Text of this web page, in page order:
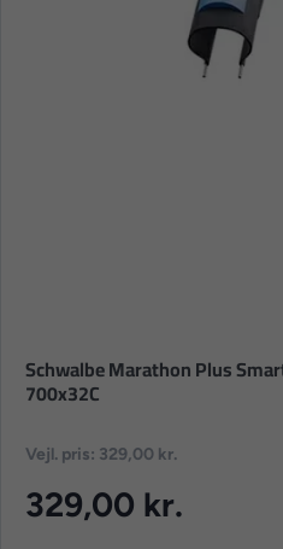
Schwalbe Marathon Plus
700x32C
Vejl. pris: 329,00 kr.
329,00 kr.